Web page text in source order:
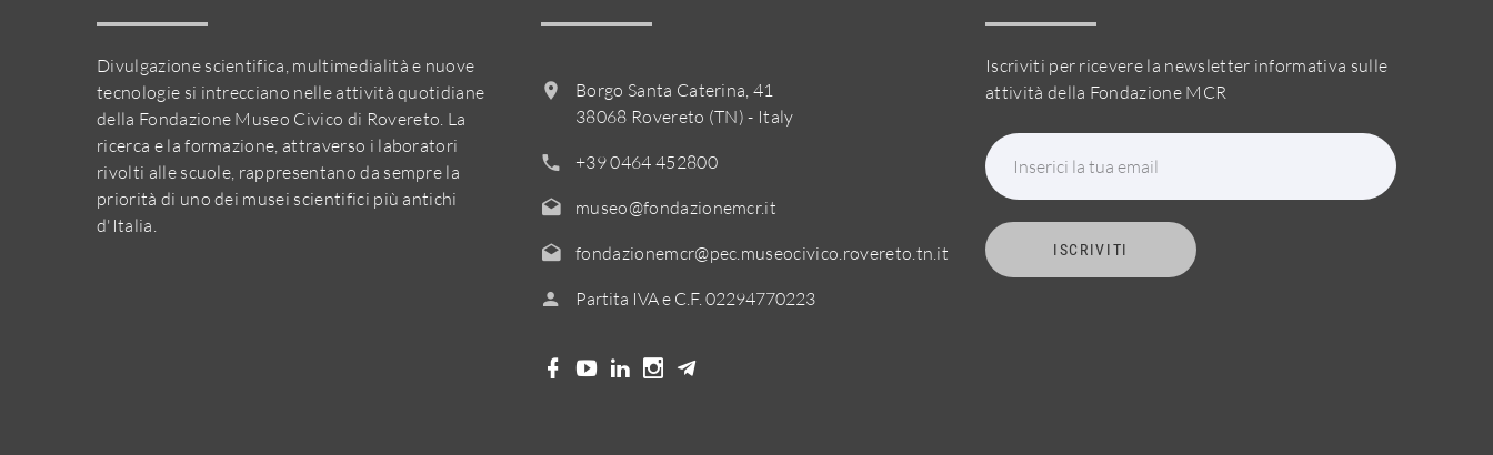
Divulgazione scientifica, multimedialità e nuove
tecnologie si intrecciano nelle attività quotidiane
della Fondazione Museo Civico di Rovereto. La
ricerca e la formazione, attraverso i laboratori
rivolti alle scuole, rappresentano da sempre la
priorità di uno dei musei scientifici più antichi
d'Italia.
Borgo Santa Caterina, 41
38068 Rovereto (TN) - Italy
+39 0464 452800
museo@fondazionemcr.it
fondazionemcr@pec.museocivico.rovereto.tn.it
Partita IVA e C.F. 02294770223
Iscriviti per ricevere la newsletter informativa sulle
attività della Fondazione MCR
Inserici la tua email
ISCRIVITI